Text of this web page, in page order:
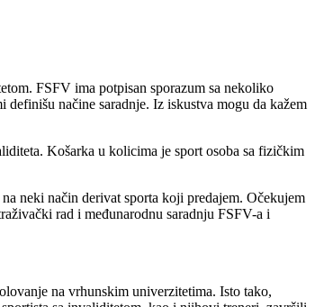
FSFV ima potpisan sporazum sa nekoliko
načine saradnje. Iz iskustva mogu da kažem
Košarka u kolicima je sport osoba sa fizičkim
neki način derivat sporta koji predajem. Očekujem
rad i međunarodnu saradnju FSFV-a i
na vrhunskim univerzitetima. Isto tako,